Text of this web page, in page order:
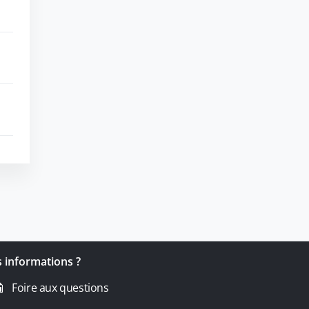
informations ?
Foire aux questions